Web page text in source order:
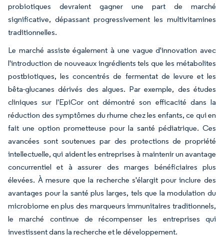
probiotiques devraient gagner une part de marché
significative, dépassant progressivement les multivitamines
traditionnelles.
Le marché assiste également à une vague d'innovation avec
l'introduction de nouveaux ingrédients tels que les métabolites
postbiotiques, les concentrés de fermentat de levure et les
bêta-glucanes dérivés des algues. Par exemple, des études
cliniques sur l'EpiCor ont démontré son efficacité dans la
réduction des symptômes du rhume chez les enfants, ce qui en
fait une option prometteuse pour la santé pédiatrique. Ces
avancées sont soutenues par des protections de propriété
intellectuelle, qui aident les entreprises à maintenir un avantage
concurrentiel et à assurer des marges bénéficiaires plus
élevées. À mesure que la recherche s'élargit pour inclure des
avantages pour la santé plus larges, tels que la modulation du
microbiome en plus des marqueurs immunitaires traditionnels,
le marché continue de récompenser les entreprises qui
investissent dans la recherche et le développement.